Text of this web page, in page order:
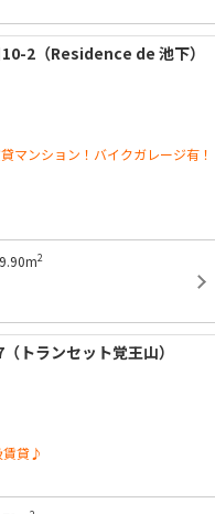
2（Residence de 池下）
マンション！バイクガレージ有！
2
トランセット覚王山）
賃貸♪